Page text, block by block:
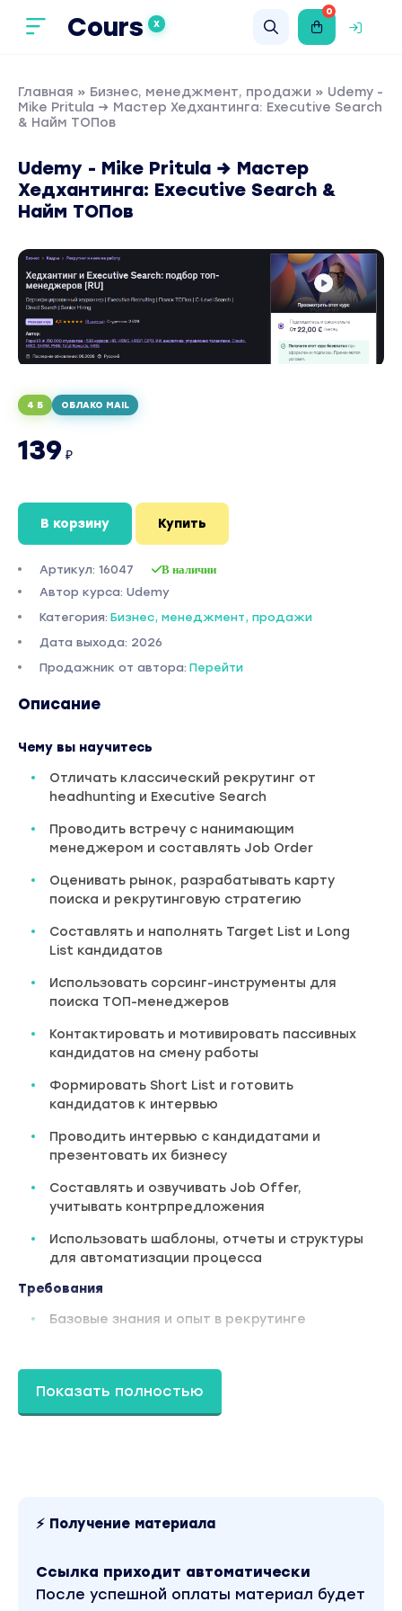
Cours X
0
Главная » Бизнес, менеджмент, продажи » Udemy -
Mike Pritula → Мастер Хедхантинга: Executive Search
& Найм ТОПов
Udemy - Mike Pritula → Мастер
Хедхантинга: Executive Search &
Найм ТОПов
4 Б ОБЛАКО MAIL
139 ₽
В корзину Купить
Артикул: 16047 В наличии
Автор курса: Udemy
Категория: Бизнес, менеджмент, продажи
Дата выхода: 2026
Продажник от автора: Перейти
Описание
Чему вы научитесь
Отличать классический рекрутинг от
headhunting и Executive Search
Проводить встречу с нанимающим
менеджером и составлять Job Order
Оценивать рынок, разрабатывать карту
поиска и рекрутинговую стратегию
Составлять и наполнять Target List и Long
List кандидатов
Использовать сорсинг-инструменты для
поиска ТОП-менеджеров
Контактировать и мотивировать пассивных
кандидатов на смену работы
Формировать Short List и готовить
кандидатов к интервью
Проводить интервью с кандидатами и
презентовать их бизнесу
Составлять и озвучивать Job Offer,
учитывать контрпредложения
Использовать шаблоны, отчеты и структуры
для автоматизации процесса
Требования
Базовые знания и опыт в рекрутинге
Желание развиваться в области подбора
Готовность к активной практике и
Описание
Добро пожаловать на курс «Executive Search: Как
находить и привлекать топ-менеджеров», в
Показать полностью
⚡ Получение материала
Ссылка приходит автоматически
После успешной оплаты материал будет